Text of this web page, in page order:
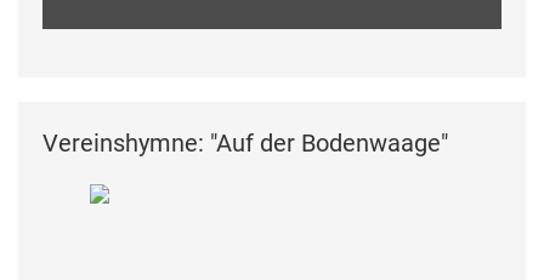
Vereinshymne: "Auf der Bodenwaage"